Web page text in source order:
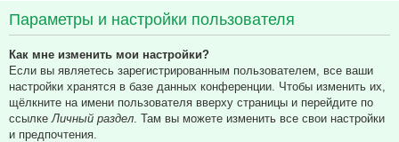
Параметры и настройки пользователя
Как мне изменить мои настройки?
Если вы являетесь зарегистрированным пользователем, все ваши
настройки хранятся в базе данных конференции. Чтобы изменить их,
щёлкните на имени пользователя вверху страницы и перейдите по
ссылке Личный раздел . Там вы можете изменить все свои настройки
и предпочтения.